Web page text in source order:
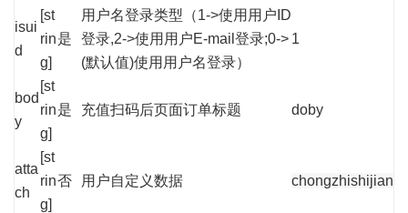
isui
d
[st
rin
g]
是
用户名登录类型（1->使用用户ID
登录,2->使用用户E-mail登录;0->
(默认值)使用用户名登录）
1
bod
y
[st
rin
g]
是 充值扫码后页面订单标题 doby
atta
ch
[st
rin
g]
否 用户自定义数据 chongzhishijian